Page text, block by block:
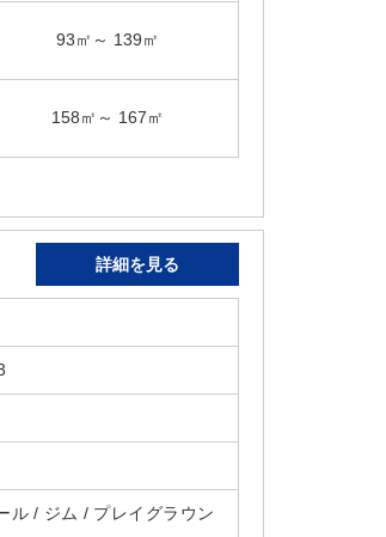
93㎡～ 139㎡
158㎡～ 167㎡
詳細を見る
ル / ジム / プレイグラウン